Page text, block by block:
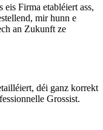
eis Firma etabléiert ass,
mir hunn e
an Zukunft ze
déi ganz korrekt
Grossist.